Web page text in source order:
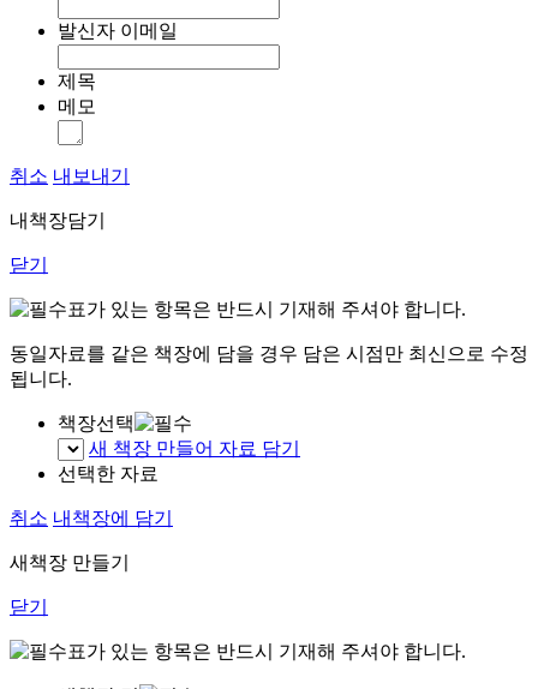
발신자 이메일
제목
메모
취소 내보내기
내책장담기
닫기
표가 있는 항목은 반드시 기재해 주셔야 합니다.
동일자료를 같은 책장에 담을 경우 담은 시점만 최신으로 수정
됩니다.
책장선택
새 책장 만들어 자료 담기
선택한 자료
취소 내책장에 담기
새책장 만들기
닫기
표가 있는 항목은 반드시 기재해 주셔야 합니다.